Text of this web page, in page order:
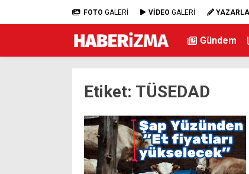
FOTO GALERİ VİDEO GALERİ
Gündem
Etiket: TÜSEDAD